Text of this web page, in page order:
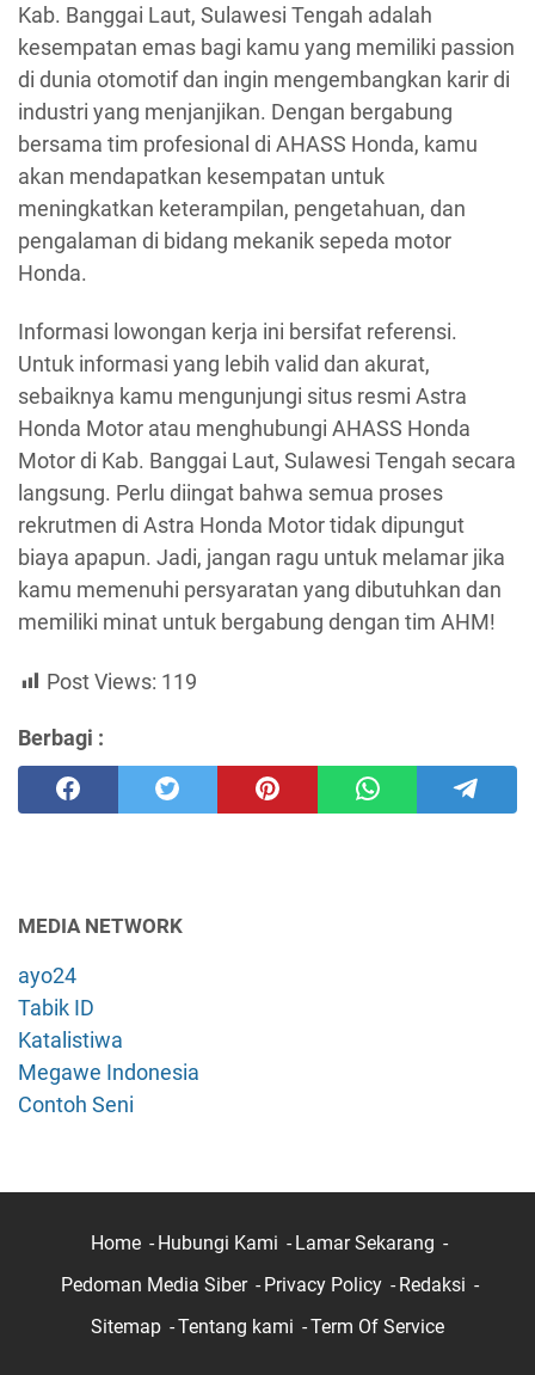
Kab. Banggai Laut, Sulawesi Tengah adalah
kesempatan emas bagi kamu yang memiliki passion
di dunia otomotif dan ingin mengembangkan karir di
industri yang menjanjikan. Dengan bergabung
bersama tim profesional di AHASS Honda, kamu
akan mendapatkan kesempatan untuk
meningkatkan keterampilan, pengetahuan, dan
pengalaman di bidang mekanik sepeda motor
Honda.
Informasi lowongan kerja ini bersifat referensi.
Untuk informasi yang lebih valid dan akurat,
sebaiknya kamu mengunjungi situs resmi Astra
Honda Motor atau menghubungi AHASS Honda
Motor di Kab. Banggai Laut, Sulawesi Tengah secara
langsung. Perlu diingat bahwa semua proses
rekrutmen di Astra Honda Motor tidak dipungut
biaya apapun. Jadi, jangan ragu untuk melamar jika
kamu memenuhi persyaratan yang dibutuhkan dan
memiliki minat untuk bergabung dengan tim AHM!
Post Views: 119
Berbagi :
MEDIA NETWORK
ayo24
Tabik ID
Katalistiwa
Megawe Indonesia
Contoh Seni
Home Hubungi Kami
Lamar Sekarang
Pedoman Media Siber
Privacy Policy
Redaksi
Sitemap
Tentang kami Term Of Service